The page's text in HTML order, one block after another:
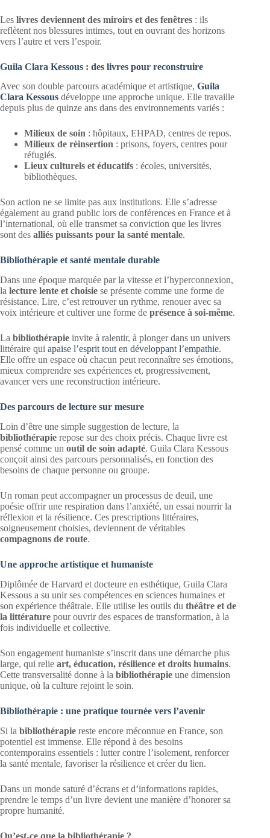
Les livres deviennent des miroirs et des fenêtres : ils
reflètent nos blessures intimes, tout en ouvrant des horizons
vers l’autre et vers l’espoir.
Guila Clara Kessous : des livres pour reconstruire
Avec son double parcours académique et artistique, Guila
Clara Kessous développe une approche unique. Elle travaille
depuis plus de quinze ans dans des environnements variés :
Milieux de soin : hôpitaux, EHPAD, centres de repos.
Milieux de réinsertion : prisons, foyers, centres pour
réfugiés.
Lieux culturels et éducatifs : écoles, universités,
bibliothèques.
Son action ne se limite pas aux institutions. Elle s’adresse
également au grand public lors de conférences en France et à
l’international, où elle transmet sa conviction que les livres
sont des alliés puissants pour la santé mentale.
Bibliothérapie et santé mentale durable
Dans une époque marquée par la vitesse et l’hyperconnexion,
la lecture lente et choisie se présente comme une forme de
résistance. Lire, c’est retrouver un rythme, renouer avec sa
voix intérieure et cultiver une forme de présence à soi-même.
La bibliothérapie invite à ralentir, à plonger dans un univers
littéraire qui apaise l’esprit tout en développant l’empathie.
Elle offre un espace où chacun peut reconnaître ses émotions,
mieux comprendre ses expériences et, progressivement,
avancer vers une reconstruction intérieure.
Des parcours de lecture sur mesure
Loin d’être une simple suggestion de lecture, la
bibliothérapie repose sur des choix précis. Chaque livre est
pensé comme un outil de soin adapté. Guila Clara Kessous
conçoit ainsi des parcours personnalisés, en fonction des
besoins de chaque personne ou groupe.
Un roman peut accompagner un processus de deuil, une
poésie offrir une respiration dans l’anxiété, un essai nourrir la
réflexion et la résilience. Ces prescriptions littéraires,
soigneusement choisies, deviennent de véritables
compagnons de route.
Une approche artistique et humaniste
Diplômée de Harvard et docteure en esthétique, Guila Clara
Kessous a su unir ses compétences en sciences humaines et
son expérience théâtrale. Elle utilise les outils du théâtre et de
la littérature pour ouvrir des espaces de transformation, à la
fois individuelle et collective.
Son engagement humaniste s’inscrit dans une démarche plus
large, qui relie art, éducation, résilience et droits humains.
Cette transversalité donne à la bibliothérapie une dimension
unique, où la culture rejoint le soin.
Bibliothérapie : une pratique tournée vers l’avenir
Si la bibliothérapie reste encore méconnue en France, son
potentiel est immense. Elle répond à des besoins
contemporains essentiels : lutter contre l’isolement, renforcer
la santé mentale, favoriser la résilience et créer du lien.
Dans un monde saturé d’écrans et d’informations rapides,
prendre le temps d’un livre devient une manière d’honorer sa
propre humanité.
Qu’est-ce que la bibliothérapie ?